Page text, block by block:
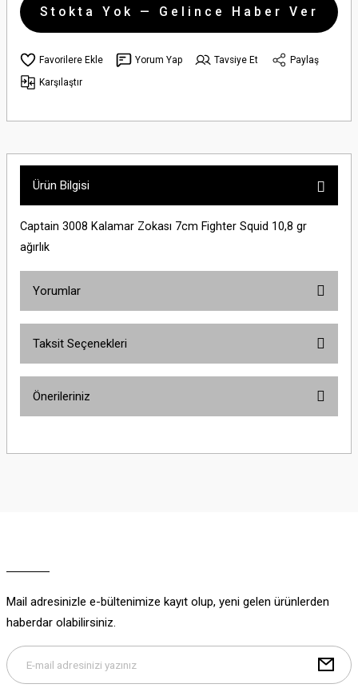
Stokta Yok — Gelince Haber Ver
Yorum Yap Tavsiye Et
Paylaş
Karşılaştır
Ürün Bilgisi
Captain 3008 Kalamar Zokası 7cm Fighter Squid 10,8 gr
ağırlık
Yorumlar
Taksit Seçenekleri
Önerileriniz
yetersiz gördüğünüz noktaları öneri formunu kullanarak tarafımıza
Bu ürüne benzer farklı alternatifler olmalı.
Mail adresinizle e-bültenimize kayıt olup, yeni gelen ürünlerden
haberdar olabilirsiniz.